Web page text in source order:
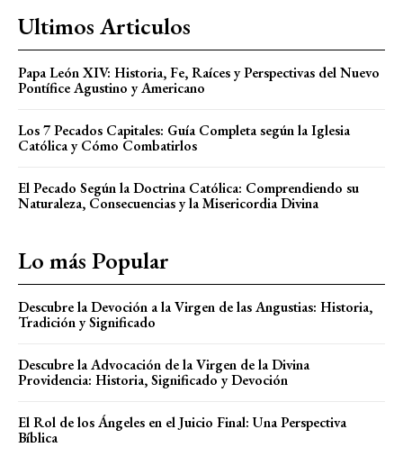
Ultimos Articulos
Papa León XIV: Historia, Fe, Raíces y Perspectivas del Nuevo
Pontífice Agustino y Americano
Los 7 Pecados Capitales: Guía Completa según la Iglesia
Católica y Cómo Combatirlos
El Pecado Según la Doctrina Católica: Comprendiendo su
Naturaleza, Consecuencias y la Misericordia Divina
Lo más Popular
Descubre la Devoción a la Virgen de las Angustias: Historia,
Tradición y Significado
Descubre la Advocación de la Virgen de la Divina
Providencia: Historia, Significado y Devoción
El Rol de los Ángeles en el Juicio Final: Una Perspectiva
Bíblica